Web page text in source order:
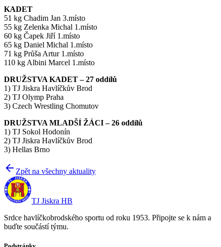
KADET
51 kg Chadim Jan 3.místo
55 kg Zelenka Michal 1.místo
60 kg Čapek Jiří 1.místo
65 kg Daniel Michal 1.místo
71 kg Průša Artur 1.místo
110 kg Albini Marcel 1.místo
DRUŽSTVA KADET – 27 oddílů
1) TJ Jiskra Havlíčkův Brod
2) TJ Olymp Praha
3) Czech Wrestling Chomutov
DRUŽSTVA MLADŠÍ ŽÁCI – 26 oddílů
1) TJ Sokol Hodonín
2) TJ Jiskra Havlíčkův Brod
3) Hellas Brno
Zpět na všechny aktuality
TJ Jiskra HB
Srdce havlíčkobrodského sportu od roku 1953. Připojte se k nám a
buďte součástí týmu.